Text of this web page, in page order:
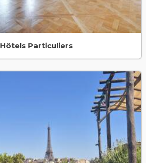
Hôtels Particuliers